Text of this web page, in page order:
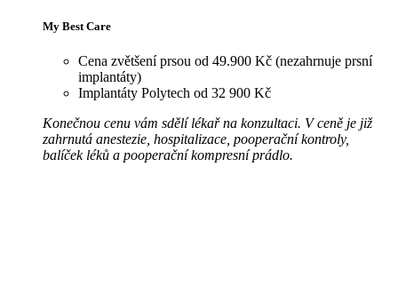
My Best Care
Cena zvětšení prsou od 49.900 Kč (nezahrnuje prsní
implantáty)
Implantáty Polytech od 32 900 Kč
Konečnou cenu vám sdělí lékař na konzultaci. V ceně je již
zahrnutá anestezie, hospitalizace, pooperační kontroly,
balíček léků a pooperační kompresní prádlo.